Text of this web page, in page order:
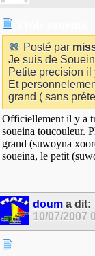
Posté par
Je suis de
Petite precision il
Et
grand ( sans
Officiellement il y a
soueina toucouleur.
grand (suwoyna
soueina, le petit
doum a dit:
10/07/2007